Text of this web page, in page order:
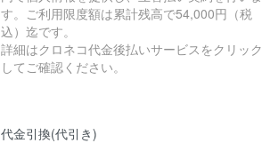
す。ご利用限度額は累計残高で54,000円（税
込）迄です。
詳細はクロネコ代金後払いサービスをクリック
してご確認ください。
代金引換(代引き)